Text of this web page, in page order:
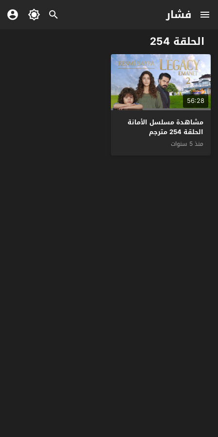
فشار
الحلقة 254
56:28
مشاهدة مسلسل الأمانة
الحلقة 254 مترجم
منذ 5 سنوات